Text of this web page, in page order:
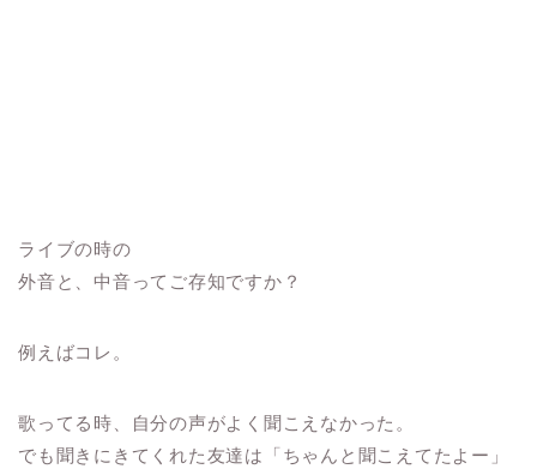
ライブの時の
外音と、中音ってご存知ですか？
例えばコレ。
歌ってる時、自分の声がよく聞こえなかった。
でも聞きにきてくれた友達は「ちゃんと聞こえてたよー」